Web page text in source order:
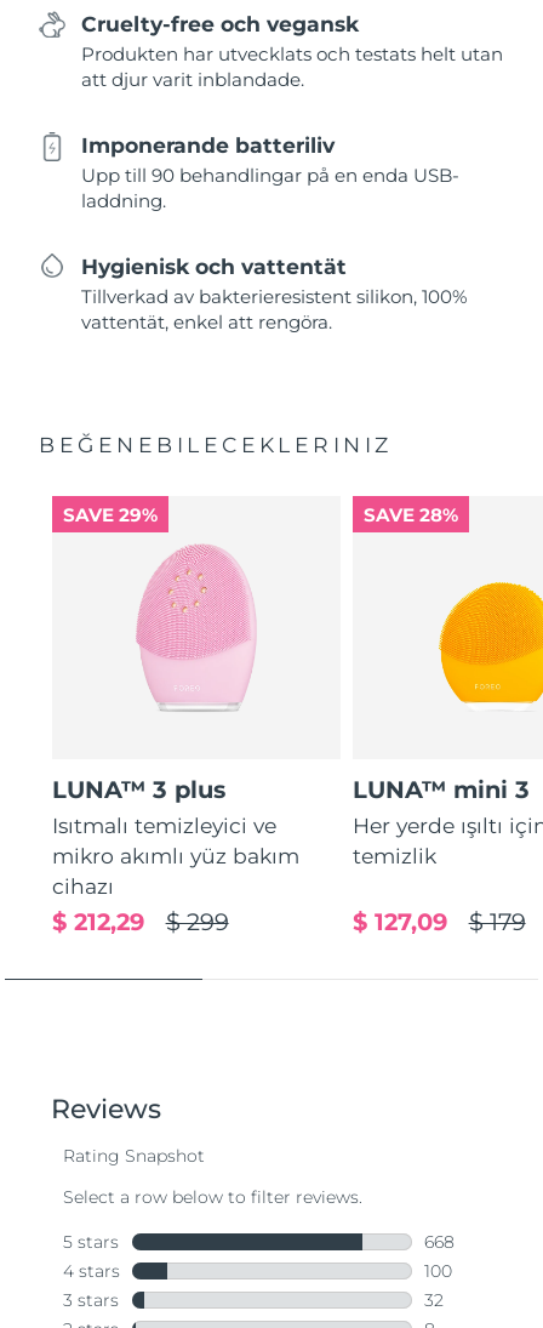
Cruelty-free och vegansk
Produkten har utvecklats och testats helt utan
att djur varit inblandade.
Imponerande batteriliv
Upp till 90 behandlingar på en enda USB-
laddning.
Hygienisk och vattentät
Tillverkad av bakterieresistent silikon, 100%
vattentät, enkel att rengöra.
BEĞENEBILECEKLERINIZ
SAVE 29%
LUNA™ 3 plus
Isıtmalı temizleyici ve
mikro akımlı yüz bakım
cihazı
$ 299
$ 212,29
SAVE 28%
LUNA™ mini 3
Her yerde ışıltı
temizlik
$ 179
$ 127,09